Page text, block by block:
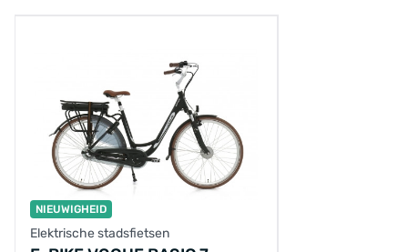
NIEUWIGHEID
Elektrische stadsfietsen